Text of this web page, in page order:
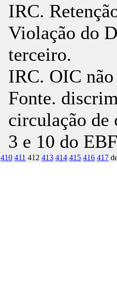
IRC.
Violação do
terceiro.
IRC. OIC não
Fonte.
circulação de
3 e 10 do
410 411 412 413 414 415 416 417